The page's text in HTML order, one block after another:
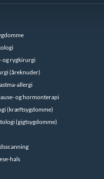
og rygkirurgi
(åreknuder)
allergi
og hormonterapi
(kræftsygdomme)
(gigtsygdomme)
hals